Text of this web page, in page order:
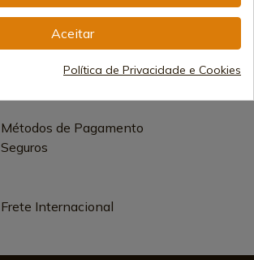
Vendendo online desde 1998
Métodos de Pagamento
Seguros
Frete Internacional
Aceitar
Política de Privacidade e Cookies